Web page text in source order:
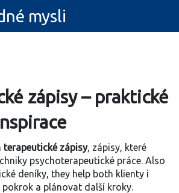
mysli
zápisy – praktické
terapeutické zápisy, zápisy, které
psychoterapeutické práce. Also
deníky, they help both klienty i
a plánovat další kroky.